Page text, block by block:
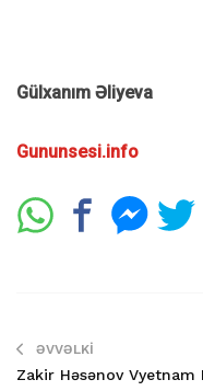
Gülxanım Əliyeva
Gununsesi.info
ƏVVƏLKI
Zakir Həsənov Vyetnam